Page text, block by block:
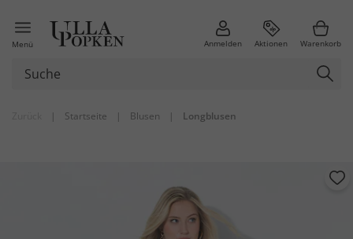
Menü Anmelden Aktionen Warenkorb
| Startseite | Blusen | Longblusen